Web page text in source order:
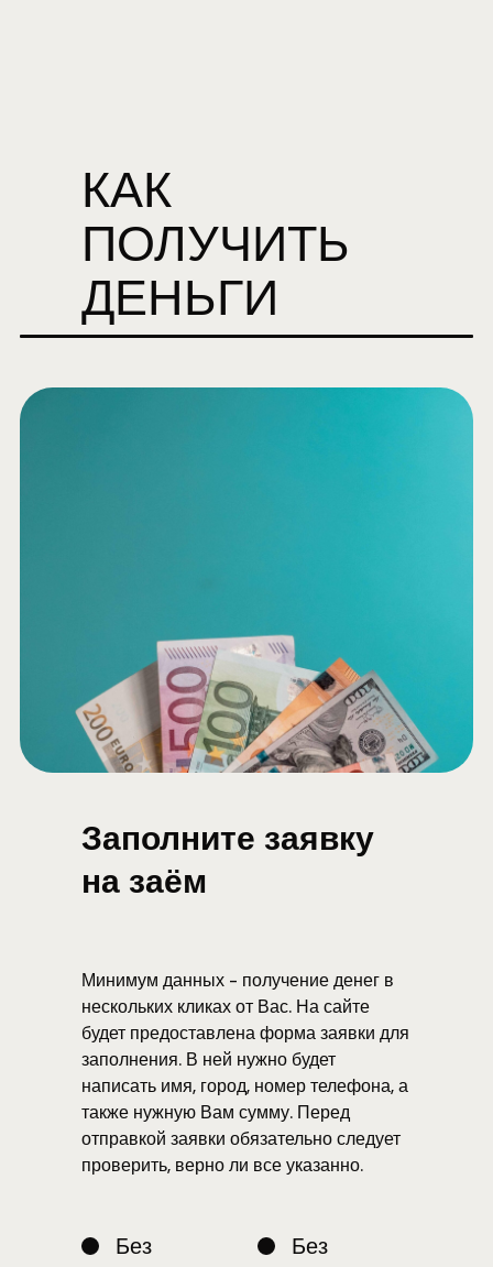
КАК
ПОЛУЧИТЬ
ДЕНЬГИ
Минимум данных - получение денег в
нескольких кликах от Вас. На сайте
будет предоставлена форма заявки для
заполнения. В ней нужно будет
написать имя, город, номер телефона, а
также нужную Вам сумму. Перед
отправкой заявки обязательно следует
проверить, верно ли все указанно.
Заполните заявку
на заём
Без
Без